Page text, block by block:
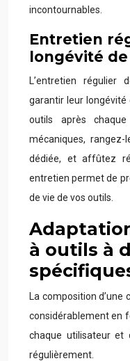
incontournables.
Entretien
longévité
L’entretien
garantir leur
outils après
mécaniques,
dédiée, et affûtez
entretien permet de
de vie de vos outils.
à outils à
La composition
considérablement en
chaque utilisateur et
régulièrement.